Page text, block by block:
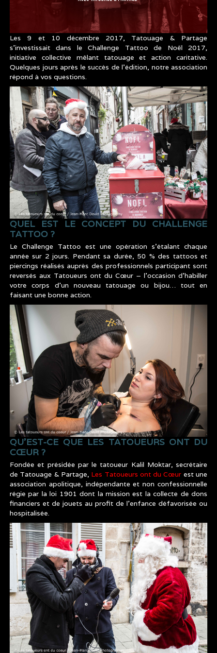
Les 9 et 10 décembre 2017, Tatouage & Partage
s’investissait dans le Challenge Tattoo de Noël 2017,
initiative collective mêlant tatouage et action caritative.
Quelques jours après le succès de l’édition, notre association
répond à vos questions.
QUEL EST LE CONCEPT DU CHALLENGE
TATTOO ?
Le Challenge Tattoo est une opération s’étalant chaque
année sur 2 jours. Pendant sa durée, 50 % des tattoos et
piercings réalisés auprès des professionnels participant sont
reversés aux Tatoueurs ont du Cœur – l’occasion d’habiller
votre corps d’un nouveau tatouage ou bijou… tout en
faisant une bonne action.
QU’EST-CE QUE LES TATOUEURS ONT DU
CŒUR ?
Fondée et présidée par le tatoueur Kalil Moktar, secrétaire
de Tatouage & Partage, Les Tatoueurs ont du Cœur est une
association apolitique, indépendante et non confessionnelle
régie par la loi 1901 dont la mission est la collecte de dons
financiers et de jouets au profit de l’enfance défavorisée ou
hospitalisée.